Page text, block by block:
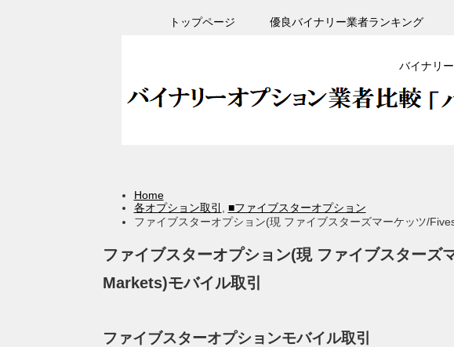
トップページ 優良バイナリー業者ランキング
バイナリ
Home
各オプション取引
■ファイブスターオプション
ファイブスターオプション(現 ファイブスターズマーケッツ/
ファイブスターオプション(現 ファイブスターズ
Markets)モバイル取引
ファイブスターオプションモバイル取引